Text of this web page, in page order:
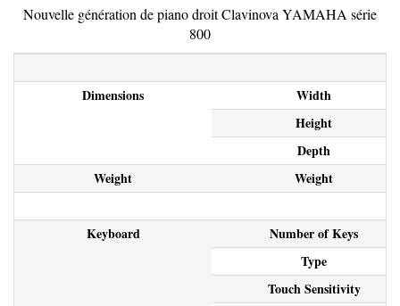
Nouvelle génération de piano droit Clavinova YAMAHA série
800
Dimensions
Width
Height
Depth
Weight
Weight
Keyboard
Number of Keys
Type
Touch Sensitivity